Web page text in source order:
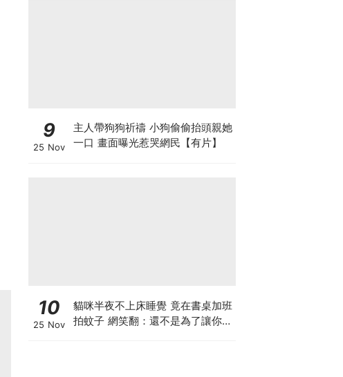
9
25 Nov
主人帶狗狗祈禱 小狗偷偷抬頭親她
一口 畫面曝光惹哭網民【有片】
10
25 Nov
貓咪半夜不上床睡覺 竟在書桌加班
拍蚊子 網笑翻：還不是為了讓你睡